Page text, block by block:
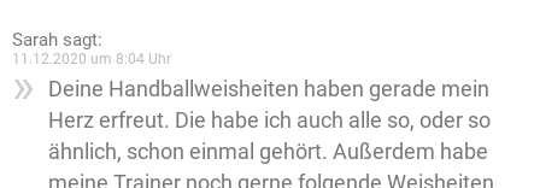
Sarah sagt:
11.12.2020 um 8:04 Uhr
Deine Handballweisheiten haben gerade mein
Herz erfreut. Die habe ich auch alle so, oder so
ähnlich, schon einmal gehört. Außerdem habe
meine Trainer noch gerne folgende Weisheiten